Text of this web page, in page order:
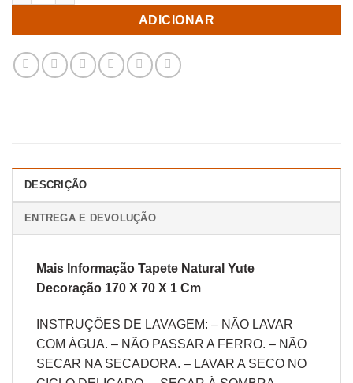
ADICIONAR
DESCRIÇÃO
ENTREGA E DEVOLUÇÃO
Mais Informação Tapete Natural Yute
Decoração 170 X 70 X 1 Cm
INSTRUÇÕES DE LAVAGEM: – NÃO LAVAR
COM ÁGUA. – NÃO PASSAR A FERRO. – NÃO
SECAR NA SECADORA. – LAVAR A SECO NO